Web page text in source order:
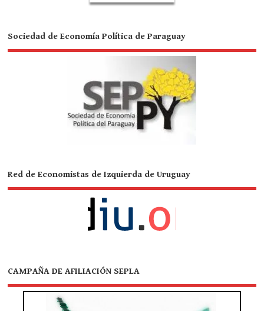
Sociedad de Economía Política de Paraguay
Red de Economistas de Izquierda de Uruguay
CAMPAÑA DE AFILIACIÓN SEPLA